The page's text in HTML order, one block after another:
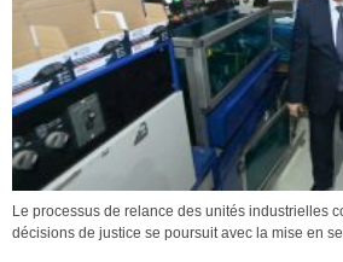
Le processus de relance des unités industrielles
décisions de justice se poursuit avec la mise en